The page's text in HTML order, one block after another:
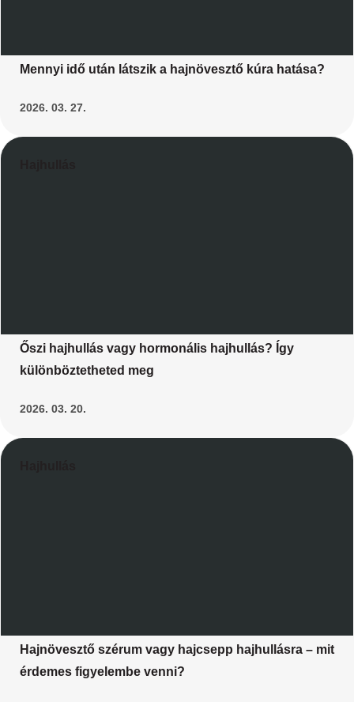
Mennyi idő után látszik a hajnövesztő kúra hatása?
2026. 03. 27.
Őszi hajhullás vagy hormonális hajhullás? Így
különböztetheted meg
2026. 03. 20.
Hajnövesztő szérum vagy hajcsepp hajhullásra – mit
érdemes figyelembe venni?